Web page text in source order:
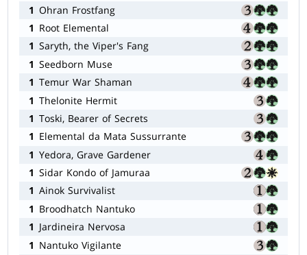
1 Ohran Frostfang
1 Root Elemental
1 Saryth, the Viper's Fang
1 Seedborn Muse
1 Temur War Shaman
1 Thelonite Hermit
1 Toski, Bearer of Secrets
1 Elemental da Mata Sussurrante
1 Yedora, Grave Gardener
1 Sidar Kondo of Jamuraa
1 Ainok Survivalist
1 Broodhatch Nantuko
1 Jardineira Nervosa
1 Nantuko Vigilante